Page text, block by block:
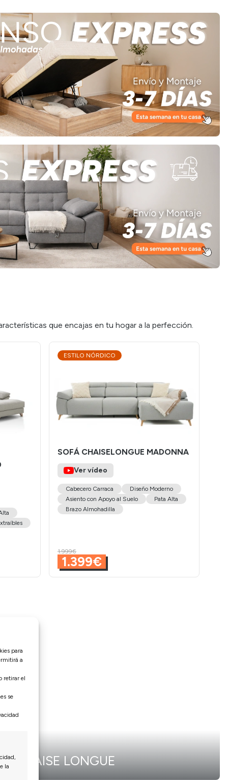
para
a
retirar el
se
la
que encajas en tu hogar a la perfección.
ESTILO NÓRDICO
SOFÁ CHAISELONGUE MADONNA
Ver vídeo
Cabecero Carraca
Diseño Moderno
Asiento con Apoyo al Suelo
Pata Alta
Brazo Almohadilla
1.999€
1.399€
CHAISE LONGUE